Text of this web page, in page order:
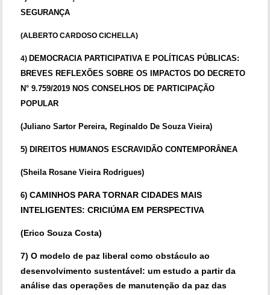
SEGURANÇA
(ALBERTO CARDOSO CICHELLA)
4) DEMOCRACIA PARTICIPATIVA E POLÍTICAS PÚBLICAS:
BREVES REFLEXÕES SOBRE OS IMPACTOS DO DECRETO
N° 9.759/2019 NOS CONSELHOS DE PARTICIPAÇÃO
POPULAR
(Juliano Sartor Pereira, Reginaldo De Souza Vieira)
5) DIREITOS HUMANOS ESCRAVIDÃO CONTEMPORÂNEA
(Sheila Rosane Vieira Rodrigues)
6)CAMINHOS PARA TORNAR CIDADES MAIS
INTELIGENTES: CRICIÚMA EM PERSPECTIVA
(Erico Souza Costa)
7)O modelo de paz liberal como obstáculo ao
desenvolvimento sustentável: um estudo a partir da
análise das operações de manutenção da paz das